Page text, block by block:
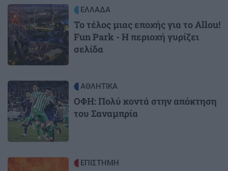
Image ΕΛΛΑΔΑ
Το τέλος μιας εποχής για το Allou!
Fun Park - Η περιοχή γυρίζει
σελίδα
Image ΑΘΛΗΤΙΚΑ
ΟΦΗ: Πολύ κοντά στην απόκτηση
του Σαναμπρία
ΕΠΙΣΤΗΜΗ